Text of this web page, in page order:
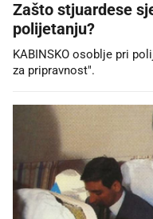
Zašto stjuardese
polijetanju?
KABINSKO osoblje pri
za pripravnost".